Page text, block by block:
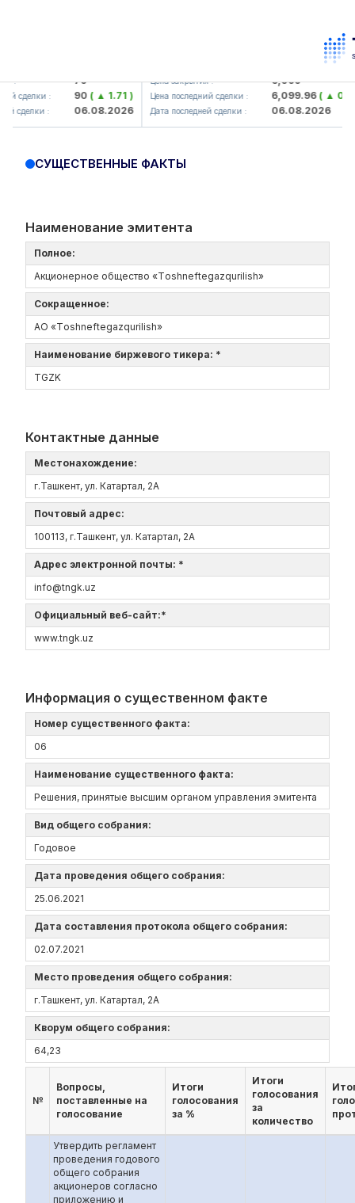
79
: 90 ( ▲ 1.71 )
: 06.08.2026
Цена закрытия : 6,099
Цена последний сделки : 6,099.96( ▲ 0.08 )
Дата последней сделки : 06.08.2026
СУЩЕСТВЕННЫЕ ФАКТЫ
Наименование эмитента
Полное:
Акционерное общество «Tоshneftеgazqurilish»
Сокращенное:
АО «Tоshneftеgazqurilish»
Наименование биржевого тикера: *
TGZK
Контактные данные
Местонахождение:
г.Ташкент, ул. Катартал, 2А
Почтовый адрес:
100113, г.Ташкент, ул. Катартал, 2А
Адрес электронной почты: *
info@tngk.uz
Официальный веб-сайт:*
www.tngk.uz
Информация о существенном факте
Номер существенного факта:
06
Наименование существенного факта:
Решения, принятые высшим органом управления эмитента
Вид общего собрания:
Годовое
Дата проведения общего собрания:
25.06.2021
Дата составления протокола общего собрания:
02.07.2021
Место проведения общего собрания:
г.Ташкент, ул. Катартал, 2А
Кворум общего собрания:
64,23
№
Вопросы,
поставленные на
голосование
Итоги
голосования
за %
Итоги
голосования
за
количество
Утвердить регламент
проведения годового
общего собрания
акционеров согласно
приложению и